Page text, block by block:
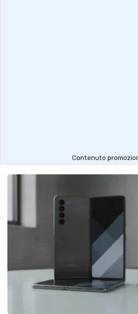
Contenuto